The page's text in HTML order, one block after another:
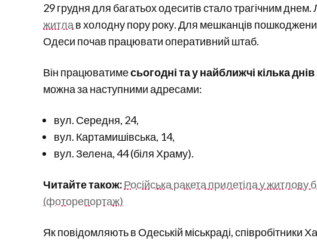
29 грудня для багатьох одеситів стало трагічним
житла в холодну пору року. Для мешканців
Одеси почав працювати оперативний штаб.
Він працюватимесьогодні та у найближчі кілька
можна за наступними адресами:
вул. Середня, 24,
вул. Картамишівська, 14,
вул. Зелена, 44 (біля Храму).
Читайте також:Російська ракета прилетіла у житлову
(фоторепортаж)
Як повідомляють в Одеській міськраді, співробітники